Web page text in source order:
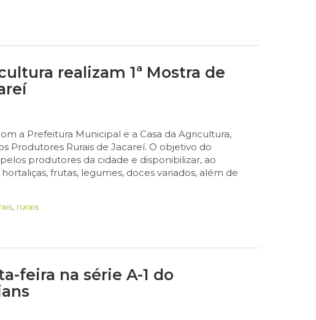
realizam 1ª Mostra de
a Prefeitura Municipal e a Casa da Agricultura,
Produtores Rurais de Jacareí. O objetivo do
produtores da cidade e disponibilizar, ao
frutas, legumes, doces variados, além de
, rurais
feira na série A-1 do